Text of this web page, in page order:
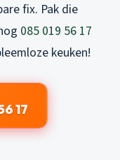
fix. Pak die
085 019 56 17
keuken!
17